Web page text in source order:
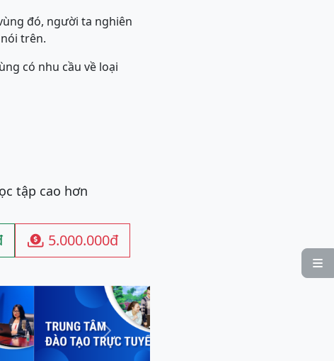

đó, người ta nghiên
trên.
có nhu cầu về loại
tập cao hơn
 5.000.000đ
Next